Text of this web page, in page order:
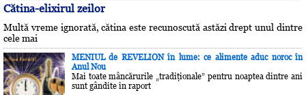
Cătina-elixirul zeilor
Multă vreme ignorată, cătina este recunoscută astăzi drept unul dintre
cele mai
MENIUL de REVELION în lume: ce alimente aduc noroc în
Anul Nou
Mai toate mâncărurile „tradiţionale” pentru noaptea dintre ani
sunt gândite în raport